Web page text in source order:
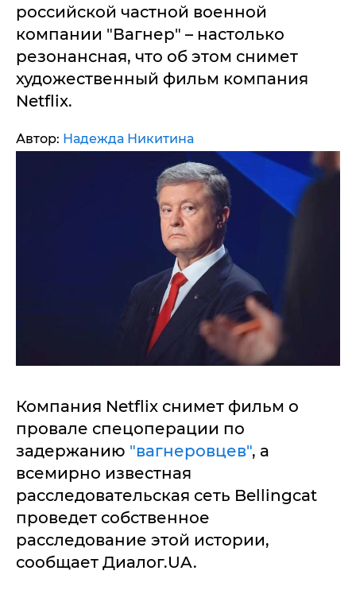
российской частной военной
компании "Вагнер" – настолько
резонансная, что об этом снимет
художественный фильм компания
Netflix.
Автор: Надежда Никитина
Компания Netflix снимет фильм о
провале спецоперации по
задержанию "вагнеровцев", а
всемирно известная
расследовательская сеть Bellingcat
проведет собственное
расследование этой истории,
сообщает Диалог.UA.